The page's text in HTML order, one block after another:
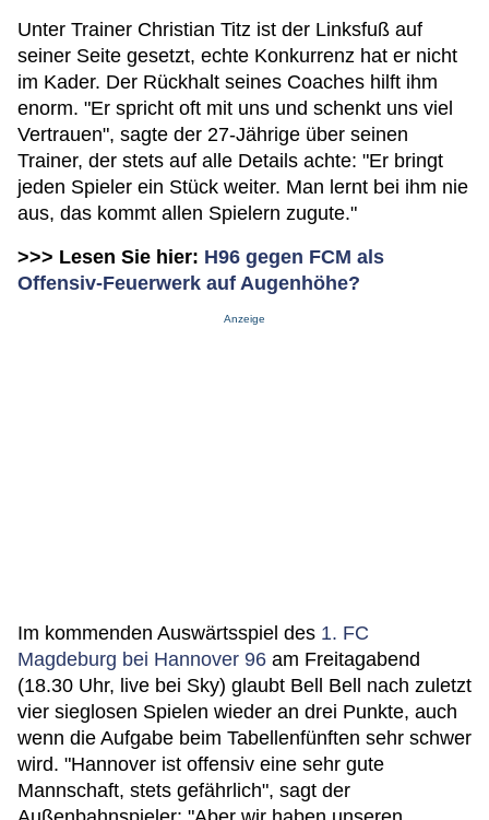
Unter Trainer Christian Titz ist der Linksfuß auf
seiner Seite gesetzt, echte Konkurrenz hat er nicht
im Kader. Der Rückhalt seines Coaches hilft ihm
enorm. "Er spricht oft mit uns und schenkt uns viel
Vertrauen", sagte der 27-Jährige über seinen
Trainer, der stets auf alle Details achte: "Er bringt
jeden Spieler ein Stück weiter. Man lernt bei ihm nie
aus, das kommt allen Spielern zugute."
>>> Lesen Sie hier: H96 gegen FCM als
Offensiv-Feuerwerk auf Augenhöhe?
Anzeige
Im kommenden Auswärtsspiel des 1. FC
Magdeburg bei Hannover 96 am Freitagabend
(18.30 Uhr, live bei Sky) glaubt Bell Bell nach zuletzt
vier sieglosen Spielen wieder an drei Punkte, auch
wenn die Aufgabe beim Tabellenfünften sehr schwer
wird. "Hannover ist offensiv eine sehr gute
Mannschaft, stets gefährlich", sagt der